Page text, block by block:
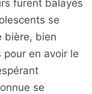
furent balayés
se
bière, bien
pour en avoir le
se